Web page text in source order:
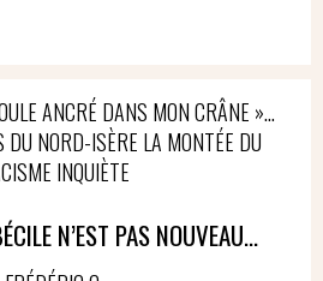
ANCRÉ DANS MON CRÂNE »…
DU NORD-ISÈRE LA MONTÉE DU
INQUIÈTE
N’EST PAS NOUVEAU...